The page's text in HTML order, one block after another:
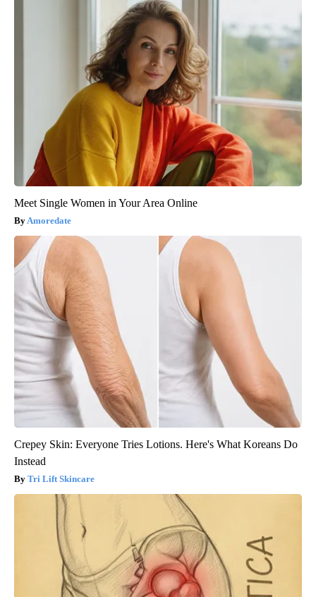
Meet Single Women in Your Area Online
Amoredate
Crepey Skin: Everyone Tries Lotions. Here's What Koreans Do
Instead
Tri Lift Skincare